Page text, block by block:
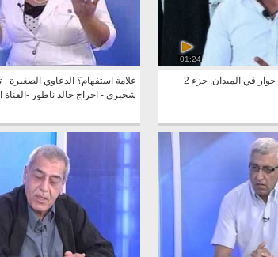
01:24
في الميدان. جزء 2
علامة استفهام؟ الدعاوي الصغيرة -
شحبري - اخراج خالد ناطور -القناة